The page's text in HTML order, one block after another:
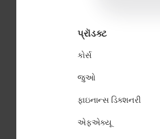
પ્રૉડક્ટ
કોર્સ
જુઓ
ફાઇનાન્સ ડિક્શનરી
એફએક્યૂ